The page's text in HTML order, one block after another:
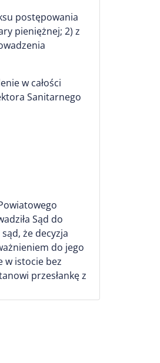
postępowania
pieniężnej; 2) z
w całości
Sanitarnego
Sąd do
że decyzja
do jego
w istocie bez
przesłankę z